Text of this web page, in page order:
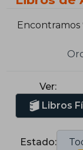
Encontramos
Ver:
Libros
Estado: